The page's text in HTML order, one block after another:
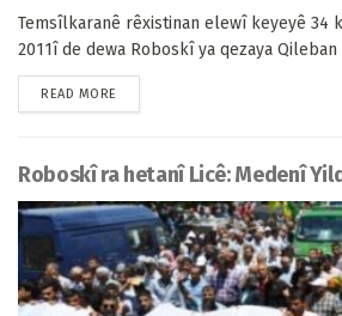
Temsîlkaranê rêxistinan elewî keyeyê 34
2011î de dewa Roboskî ya qezaya
READ MORE
Roboskî ra hetanî Licê: Medenî